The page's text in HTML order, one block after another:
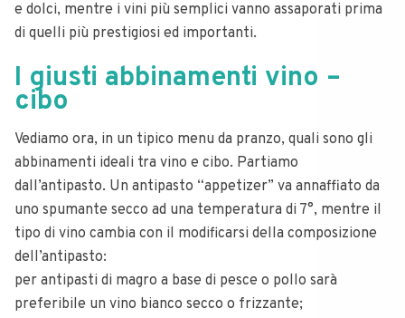
e dolci, mentre i vini più semplici vanno assaporati prima
di quelli più prestigiosi ed importanti.
I giusti abbinamenti vino –
cibo
Vediamo ora, in un tipico menu da pranzo, quali sono gli
abbinamenti ideali tra vino e cibo. Partiamo
dall’antipasto. Un antipasto “appetizer” va annaffiato da
uno spumante secco ad una temperatura di 7°, mentre il
tipo di vino cambia con il modificarsi della composizione
dell’antipasto:
per antipasti di magro a base di pesce o pollo sarà
preferibile un vino bianco secco o frizzante;